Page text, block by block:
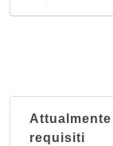
requisiti